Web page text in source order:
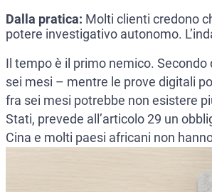
Dalla pratica: Molti clienti credono
potere investigativo autonomo.
Il tempo è il primo nemico.
sei mesi – mentre le prove digitali
fra sei mesi potrebbe non esistere
Stati, prevede all’articolo 29 un
Cina e molti paesi africani non